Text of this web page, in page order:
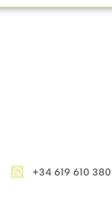
+34 619 610 380